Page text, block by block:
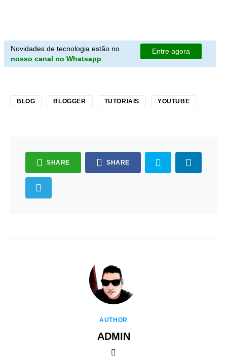
Novidades de tecnologia estão no
nosso canal no Whatsapp
Entre agora
BLOG BLOGGER TUTORIAIS YOUTUBE
SHARE SHARE
AUTHOR
ADMIN